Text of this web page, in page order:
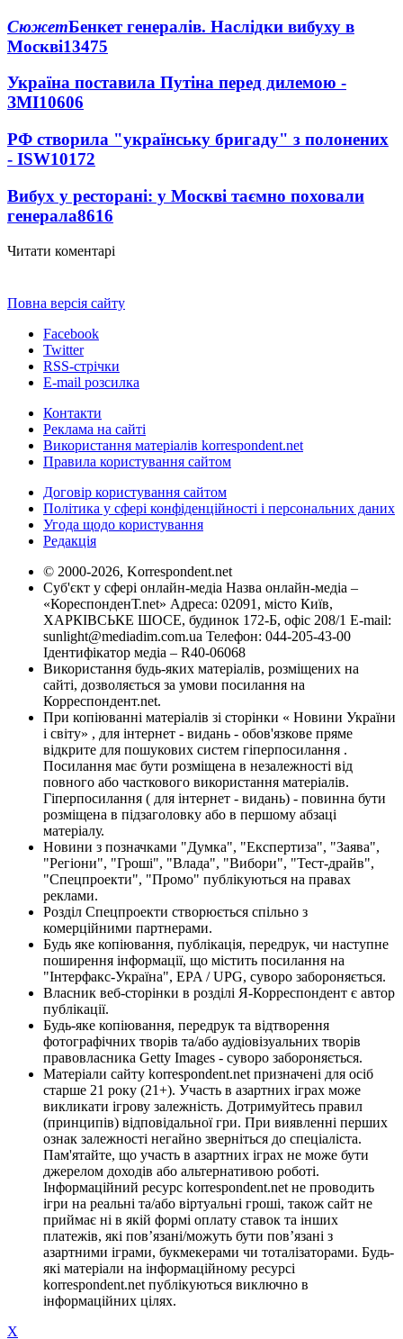
СюжетБенкет генералів. Наслідки вибуху в
Москві13475
Україна поставила Путіна перед дилемою -
ЗМІ10606
РФ створила "українську бригаду" з полонених
- ISW10172
Вибух у ресторані: у Москві таємно поховали
генерала8616
Читати коментарі
Повна версія сайту
Facebook
Twitter
RSS-стрічки
E-mail розсилка
Контакти
Реклама на сайті
Використання матеріалів korrespondent.net
Правила користування сайтом
Договір користування сайтом
Політика у сфері конфіденційності і персональних даних
Угода щодо користування
Редакція
© 2000-2026, Korrespondent.net
Суб'єкт у сфері онлайн-медіа Назва онлайн-медіа –
«КореспонденТ.net» Адреса: 02091, місто Київ,
ХАРКІВСЬКЕ ШОСЕ, будинок 172-Б, офіс 208/1 E-mail:
sunlight@mediadim.com.ua Телефон: 044-205-43-00
Ідентифікатор медіа – R40-06068
Використання будь-яких матеріалів, розміщених на
сайті, дозволяється за умови посилання на
Корреспондент.net.
При копіюванні матеріалів зі сторінки « Новини України
і світу» , для інтернет - видань - обов'язкове пряме
відкрите для пошукових систем гіперпосилання .
Посилання має бути розміщена в незалежності від
повного або часткового використання матеріалів.
Гіперпосилання ( для інтернет - видань) - повинна бути
розміщена в підзаголовку або в першому абзаці
матеріалу.
Новини з позначками "Думка", "Експертиза", "Заява",
"Регіони", "Гроші", "Влада", "Вибори", "Тест-драйв",
"Спецпроекти", "Промо" публікуються на правах
реклами.
Розділ Спецпроекти створюється спільно з
комерційними партнерами.
Будь яке копіювання, публікація, передрук, чи наступне
поширення інформації, що містить посилання на
"Інтерфакс-Україна", EPA / UPG, суворо забороняється.
Власник веб-сторінки в розділі Я-Корреспондент є автор
публікації.
Будь-яке копіювання, передрук та відтворення
фотографічних творів та/або аудіовізуальних творів
правовласника Getty Images - суворо забороняється.
Матеріали сайту korrespondent.net призначені для осіб
старше 21 року (21+). Участь в азартних іграх може
викликати ігрову залежність. Дотримуйтесь правил
(принципів) відповідальної гри. При виявленні перших
ознак залежності негайно зверніться до спеціаліста.
Пам'ятайте, що участь в азартних іграх не може бути
джерелом доходів або альтернативою роботі.
Інформаційний ресурс korrespondent.net не проводить
ігри на реальні та/або віртуальні гроші, також сайт не
приймає ні в якій формі оплату ставок та інших
платежів, які пов’язані/можуть бути пов’язані з
азартними іграми, букмекерами чи тоталізаторами. Будь-
які матеріали на інформаційному ресурсі
korrespondent.net публікуються виключно в
інформаційних цілях.
X